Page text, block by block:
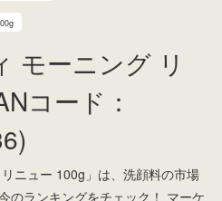
モーニング リ
コード：
ニュー 100g」は、洗顔料の市場
のランキングをチェック！ マーケ